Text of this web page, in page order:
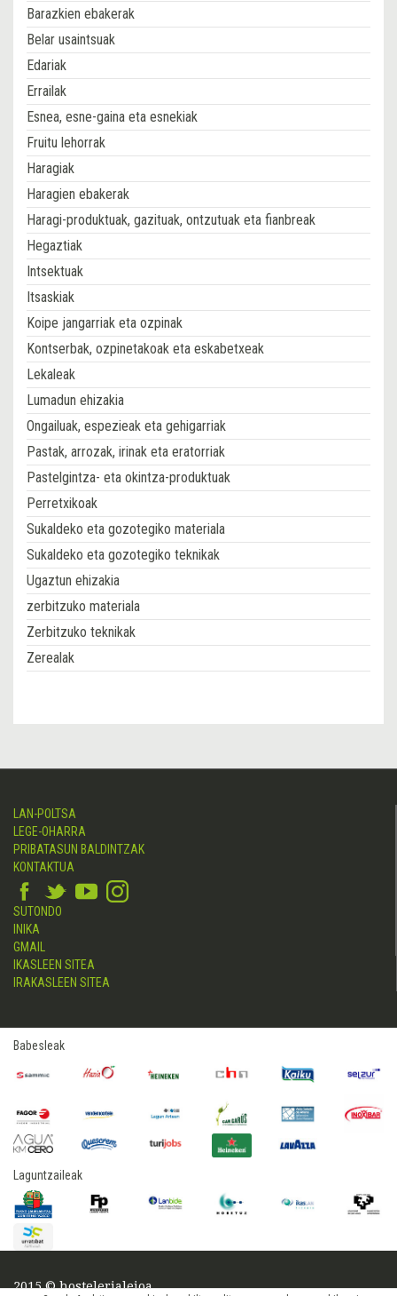
Barazkien ebakerak
Belar usaintsuak
Edariak
Errailak
Esnea, esne-gaina eta esnekiak
Fruitu lehorrak
Haragiak
Haragien ebakerak
Haragi-produktuak, gazituak, ontzutuak eta fianbreak
Hegaztiak
Intsektuak
Itsaskiak
Koipe jangarriak eta ozpinak
Kontserbak, ozpinetakoak eta eskabetxeak
Lekaleak
Lumadun ehizakia
Ongailuak, espezieak eta gehigarriak
Pastak, arrozak, irinak eta eratorriak
Pastelgintza- eta okintza-produktuak
Perretxikoak
Sukaldeko eta gozotegiko materiala
Sukaldeko eta gozotegiko teknikak
Ugaztun ehizakia
zerbitzuko materiala
Zerbitzuko teknikak
Zerealak
LAN-POLTSA
LEGE-OHARRA
PRIBATASUN BALDINTZAK
KONTAKTUA
SUTONDO
INIKA
GMAIL
IKASLEEN SITEA
IRAKASLEEN SITEA
Babesleak
Laguntzaileak
2015 © hostelerialeioa